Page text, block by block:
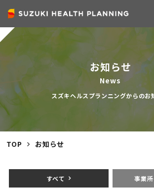
COMPANY
お知らせ
News
スズキヘルスプランニングからのお
TOP お知らせ
すべて 事業